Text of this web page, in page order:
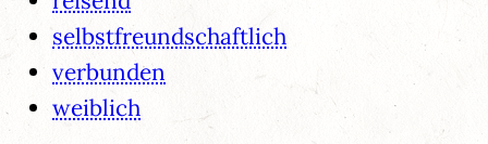
selbstfreundschaftlich
verbunden
weiblich